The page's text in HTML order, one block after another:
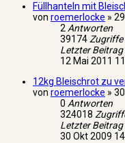
Füllhanteln mit
von roemerlocke »
2Antworten
39174Zugriffe
Letzter Beitrag
12 Mai 2011
12kg Bleischrot zu
von roemerlocke »
0 Antworten
324018
Letzter Beitrag
30 Okt 2009